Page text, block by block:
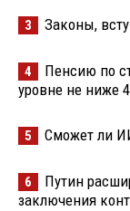
3 Законы,
4
Пенсию по
уровне не ниже
5 Сможет ли
6
Путин
заключения